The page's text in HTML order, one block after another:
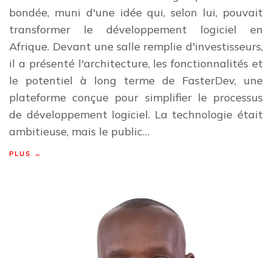
bondée, muni d'une idée qui, selon lui, pouvait
transformer le développement logiciel en
Afrique. Devant une salle remplie d'investisseurs,
il a présenté l'architecture, les fonctionnalités et
le potentiel à long terme de FasterDev, une
plateforme conçue pour simplifier le processus
de développement logiciel. La technologie était
ambitieuse, mais le public…
PLUS →